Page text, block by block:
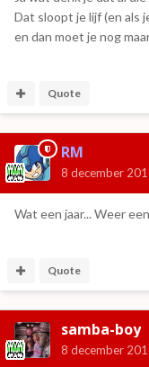
Dat sloopt je lijf (en als
en dan moet je nog
Quote
RM
8 december
Wat een jaar... Weer
Quote
samba-boy
8 december